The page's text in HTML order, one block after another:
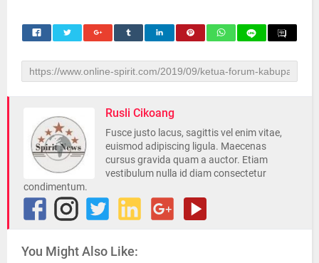
Rusli Cikoang
Fusce justo lacus, sagittis vel enim vitae,
euismod adipiscing ligula. Maecenas
cursus gravida quam a auctor. Etiam
vestibulum nulla id diam consectetur
condimentum.
You Might Also Like: